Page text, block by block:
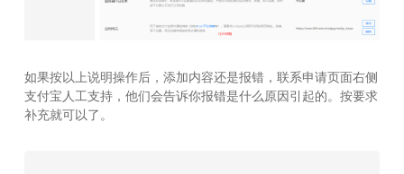
如果按以上说明操作后，添加内容还是报错，联系申请页面右侧
支付宝人工支持，他们会告诉你报错是什么原因引起的。按要求
补充就可以了。